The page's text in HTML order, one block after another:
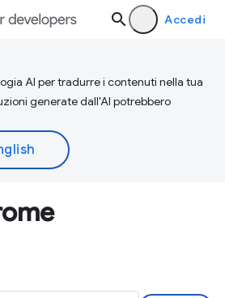
Accedi
AI per tradurre i contenuti nella tua
generate dall'AI potrebbero